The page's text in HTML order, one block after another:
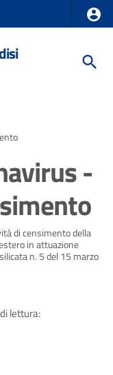
-
di censimento della
in attuazione
n. 5 del 15 marzo
lettura: